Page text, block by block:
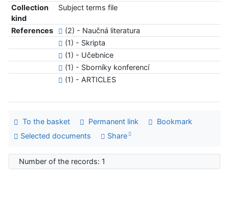
Collection
kind
Subject terms file
References
(2) - Naučná literatura
(1) - Skripta
(1) - Učebnice
(1) - Sborníky konferencí
(1) - ARTICLES
To the basket Permanent link
Bookmark
Selected documents
Share
Number of the records: 1